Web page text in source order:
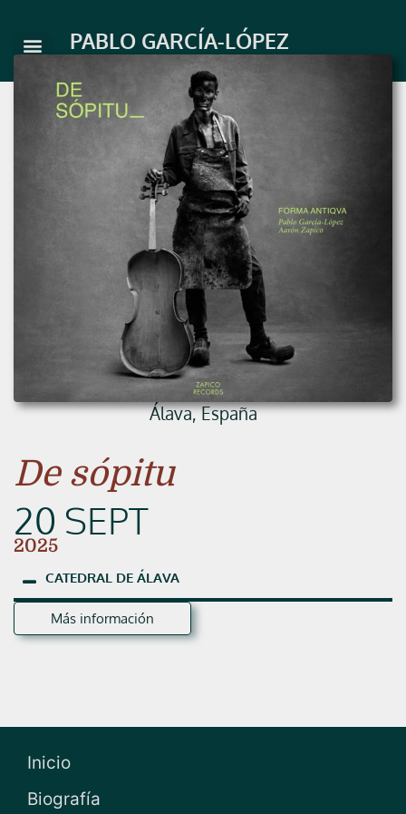
contenido PABLO GARCÍA-LÓPEZ
Álava, España
De sópitu
20 SEPT
2025
CATEDRAL DE ÁLAVA
Más información
Inicio
Biografía